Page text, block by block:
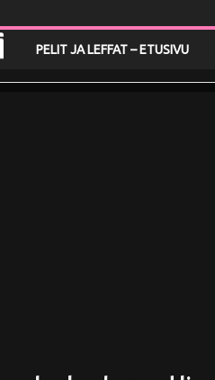
e
PELIT JA LEFFAT – ETUSIVU